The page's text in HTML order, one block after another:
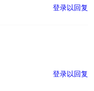
登录以回复
登录以回复